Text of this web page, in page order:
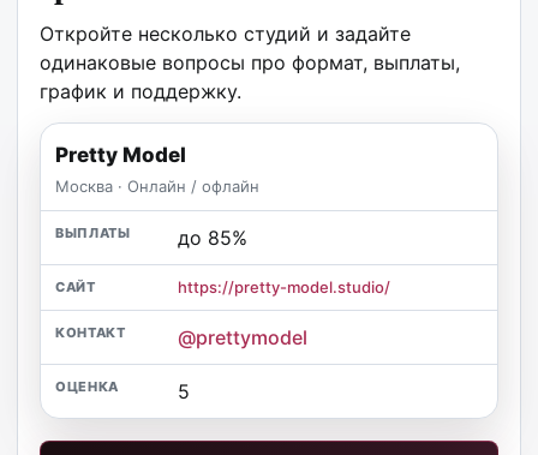
Откройте несколько студий и задайте
одинаковые вопросы про формат, выплаты,
график и поддержку.
Pretty Model
Москва · Онлайн / офлайн
до 85%
https://pretty-model.studio/
@prettymodel
5